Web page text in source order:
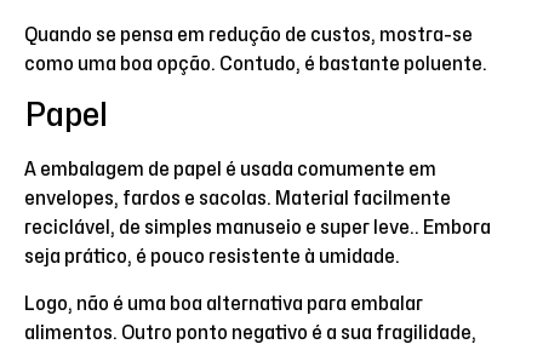
Quando se pensa em redução de custos, mostra-se
como uma boa opção. Contudo, é bastante poluente.
Papel
A embalagem de papel é usada comumente em
envelopes, fardos e sacolas. Material facilmente
reciclável, de simples manuseio e super leve.. Embora
seja prático, é pouco resistente à umidade.
Logo, não é uma boa alternativa para embalar
alimentos. Outro ponto negativo é a sua fragilidade,